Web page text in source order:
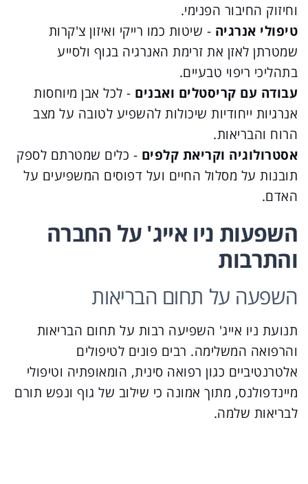
וחיזוק החיבור הפנימי.
טיפולי אנרגיה - שיטות כמו רייקי ואיזון צ'קרות
שמטרתן לאזן את זרימת האנרגיה בגוף ולסייע
בתהליכי ריפוי טבעיים.
עבודה עם קריסטלים ואבנים - לכל אבן מיוחסות
אנרגיות ייחודיות שיכולות להשפיע לטובה על מצב
הרוח והבריאות.
אסטרולוגיה וקריאת קלפים - כלים שמטרתם לספק
תובנות על מסלול החיים ועל דפוסים המשפיעים על
האדם.
השפעות ניו אייג' על החברה
והתרבות
השפעה על תחום הבריאות
תנועת ניו אייג' השפיעה רבות על תחום הבריאות
והרפואה המשלימה. רבים פונים לטיפולים
אלטרנטיביים כגון רפואה סינית, הומאופתיה וטיפולי
מיינדפולנס, מתוך אמונה כי שילוב של גוף ונפש תורם
לבריאות שלמה.